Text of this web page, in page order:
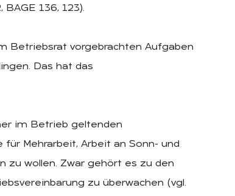
136, 123).
Betriebsrat vorgebrachten Aufgaben
Das hat das
im Betrieb geltenden
Mehrarbeit, Arbeit an Sonn- und
zu wollen. Zwar gehört es zu den
zu überwachen (vgl.